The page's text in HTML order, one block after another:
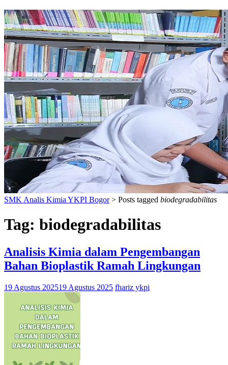
PERPUSTAKAAN
SMK Analis Kimia YKPI Bogor> Posts tagged biodegradabilitas
Tag: biodegradabilitas
Analisis Kimia dalam Pengembangan
Bahan Bioplastik Ramah Lingkungan
19 Agustus 202519 Agustus 2025 fhariz ykpi